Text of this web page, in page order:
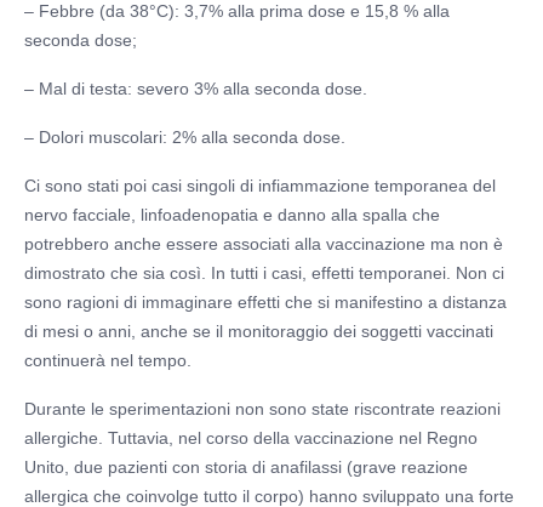
– Febbre (da 38°C): 3,7% alla prima dose e 15,8 % alla
seconda dose;
– Mal di testa: severo 3% alla seconda dose.
– Dolori muscolari: 2% alla seconda dose.
Ci sono stati poi casi singoli di infiammazione temporanea del
nervo facciale, linfoadenopatia e danno alla spalla che
potrebbero anche essere associati alla vaccinazione ma non è
dimostrato che sia così. In tutti i casi, effetti temporanei. Non ci
sono ragioni di immaginare effetti che si manifestino a distanza
di mesi o anni, anche se il monitoraggio dei soggetti vaccinati
continuerà nel tempo.
Durante le sperimentazioni non sono state riscontrate reazioni
allergiche. Tuttavia, nel corso della vaccinazione nel Regno
Unito, due pazienti con storia di anafilassi (grave reazione
allergica che coinvolge tutto il corpo) hanno sviluppato una forte